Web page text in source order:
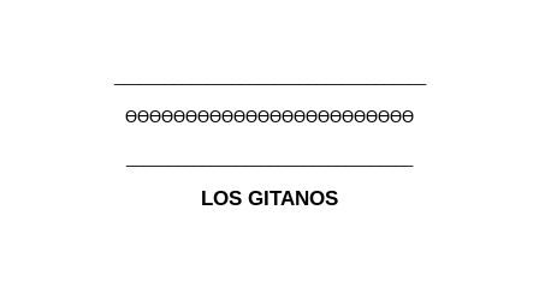
ƟƟƟƟƟƟƟƟƟƟƟƟƟƟƟƟƟƟƟƟƟƟƟƟ
LOS GITANOS